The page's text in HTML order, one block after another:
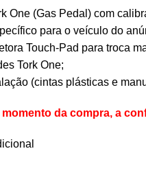
One (Gas Pedal) com
para o veículo do
Touch-Pad para troca
Tork One;
(cintas plásticas e
da compra, a